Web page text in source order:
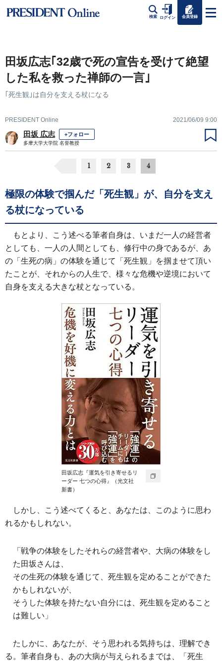
検索 ログイン 会員登録
田坂広志｢32歳で死の宣告を受けて絶望
した私を救った禅師の一言｣
｢死生観｣は自分を支える杖になる
PRESIDENT Online 2021/06/09 9:00
田坂 広志 +フォロー
多摩大学大学院 名誉教授
1 2 3 4
極限の体験で掴んだ「死生観」が、自分を支え
る杖になっている
もとより、こう述べる筆者自身は、いまだ一人の経営者
としても、一人の人間としても、修行中の身であるが、あ
の「生死の病」の体験を通じて「死生観」を掴ませて頂い
たことが、それからの人生で、様々な危機や逆境において
自身を支える大きな杖となっている。
田坂広志『運気を引き寄せるリ
ーダー 七つの心得』（光文社
新書）
しかし、こう述べてくると、あなたは、このように思わ
れるかもしれない。
「戦争の体験をしたそれらの経営者や、大病の体験をし
た田坂さんは、
その生死の体験を通じて、死生観を定めることができた
かもしれないが、
そうした体験を持たない自分には、死生観を定めること
は難しい」
たしかに、あなたが、そう思われる気持ちは、理解でき
る。筆者自身も、あの大病が与えられるまでは、「死生